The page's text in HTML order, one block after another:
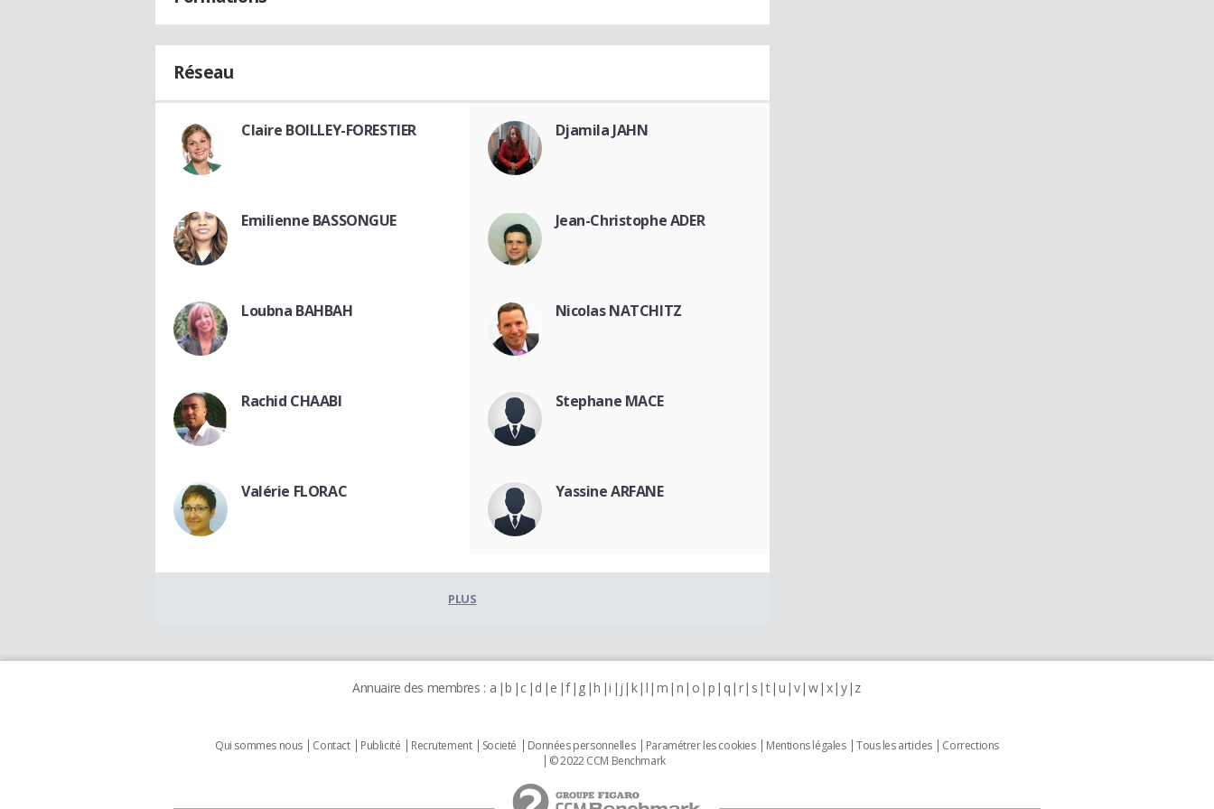
Réseau
Claire BOILLEY-FORESTIER Djamila JAHN
Emilienne BASSONGUE Jean-Christophe ADER
Loubna BAHBAH Nicolas NATCHITZ
Rachid CHAABI Stephane MACE
Valérie FLORAC Yassine ARFANE
PLUS
Annuaire des membres : a b c d e f g h i j k l m n o p q r s t u v w x y z
Qui sommes nous Contact Publicité Recrutement Societé Données personnelles Paramétrer les cookies Mentions légales Tous les articles
Corrections
© 2022 CCM Benchmark